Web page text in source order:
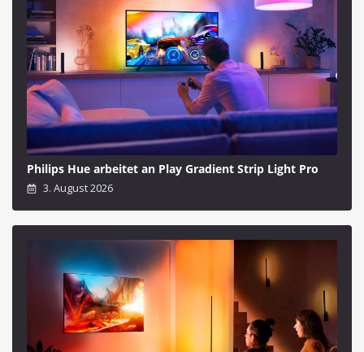
Philips Hue arbeitet an Play Gradient Strip Light Pro
3. August 2026